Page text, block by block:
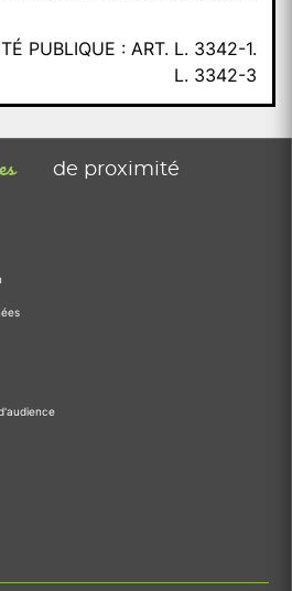
PUBLIQUE : ART. L. 3342-1.
L. 3342-3
de proximité